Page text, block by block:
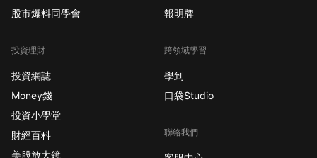
股市爆料同學會
投資理財
投資網誌
Money錢
投資小學堂
財經百科
美股放大鏡
報明牌
跨領域學習
學到
口袋Studio
聯絡我們